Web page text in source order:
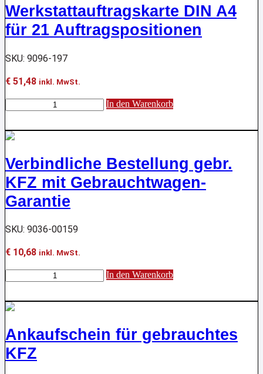
Auftragspositionen
Menge
Werkstattauftragskarte DIN A4
für 21 Auftragspositionen
SKU: 9096-197
€ 51,48 inkl. MwSt.
Werkstattauftragskarte
DIN
für
Auftragspositionen
Menge
In den Warenkorb
Verbindliche Bestellung gebr.
KFZ mit Gebrauchtwagen-
Garantie
SKU: 9036-00159
€ 10,68 inkl. MwSt.
Bestellung
KFZ
Gebrauchtwagen-
Garantie
Menge
In den Warenkorb
Ankaufschein für gebrauchtes
KFZ